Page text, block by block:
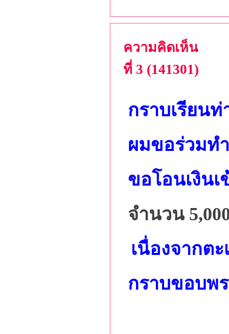
ความคิดเห็น
ที่ 3 (141301)
กราบเรียน
ผมขอร่วมท
ขอโอนเงิน
จำนวน
เนื่องจากต
กราบขอบพ